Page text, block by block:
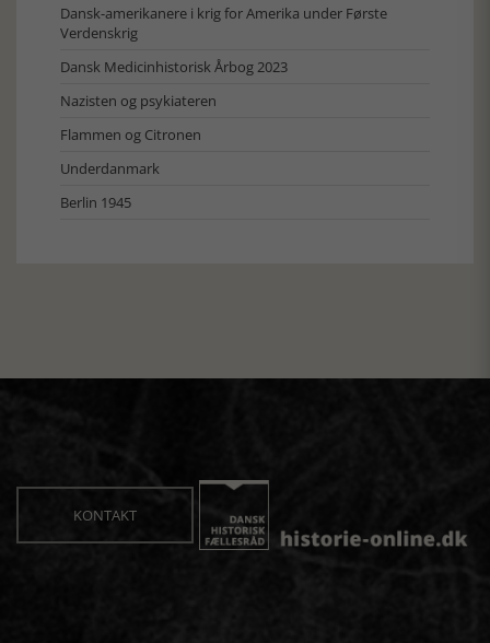
Dansk-amerikanere i krig for Amerika under Første
Verdenskrig
Dansk Medicinhistorisk Årbog 2023
Nazisten og psykiateren
Flammen og Citronen
Underdanmark
Berlin 1945
KONTAKT